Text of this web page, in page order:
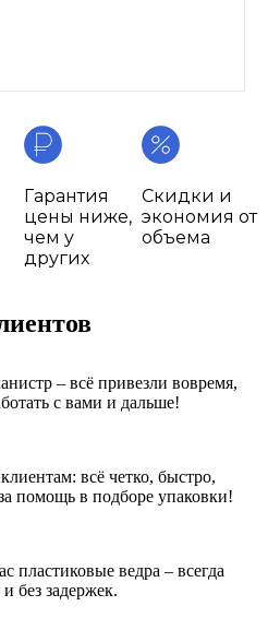
Гарантия
цены ниже,
чем у
других
Скидки и
экономия от
объема
– всё привезли вовремя,
с вами и дальше!
всё четко, быстро,
помощь в подборе упаковки!
пластиковые ведра – всегда
без задержек.